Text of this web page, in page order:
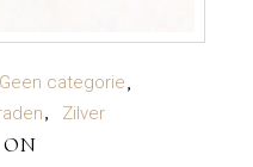
Geen categorie
Zilver